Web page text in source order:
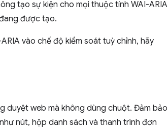
tạo sự kiện cho mọi thuộc tính WAI-ARIA
được tạo.
vào chế độ kiểm soát tuỳ chỉnh, hãy
duyệt web mà không dùng chuột. Đảm bảo
nút, hộp danh sách và thanh trình đơn